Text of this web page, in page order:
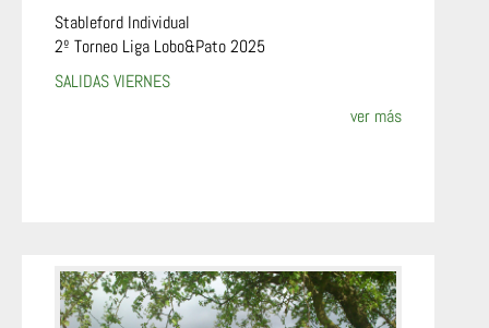
Stableford Individual
2º Torneo Liga Lobo&Pato 2025
SALIDAS VIERNES
ver más